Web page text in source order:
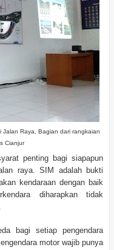
Raya, Bagian dari rangkaian
Cianjur
penting bagi siapapun
raya. SIM adalah bukti
kendaraan dengan baik
diharapkan tidak
bagi setiap pengendara
motor wajib punya